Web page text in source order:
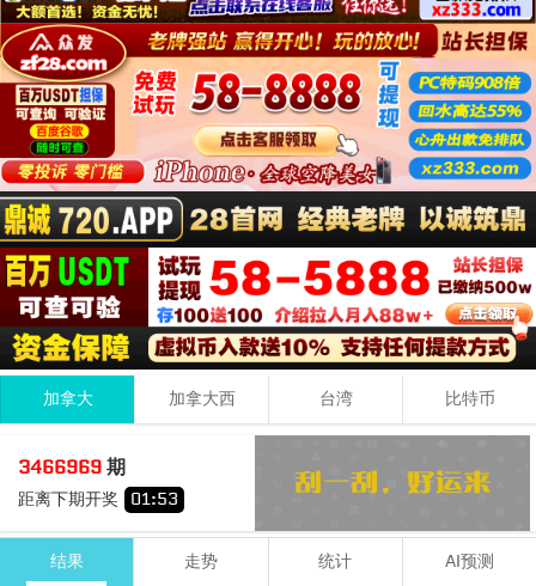
加拿大 加拿大西 台湾 比特币
3466969期
距离下期开奖 01:53
+ 9 2 12
期号 号码
结果 走势 统计 AI预测